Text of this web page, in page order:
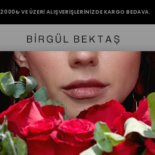
2000₺ VE ÜZERİ ALIŞVERİŞLERİNİZDE KARGO BEDAVA.